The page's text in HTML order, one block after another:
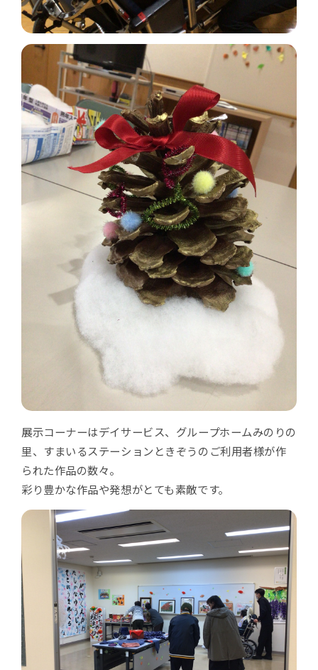
展示コーナーはデイサービス、グループホームみのりの
里、すまいるステーションときぞうのご利用者様が作
られた作品の数々。
彩り豊かな作品や発想がとても素敵です。